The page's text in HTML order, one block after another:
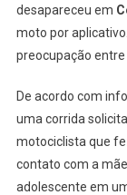
desapareceu em
moto por
preocupação entre
De acordo com
uma corrida
motociclista que
contato com a
adolescente em